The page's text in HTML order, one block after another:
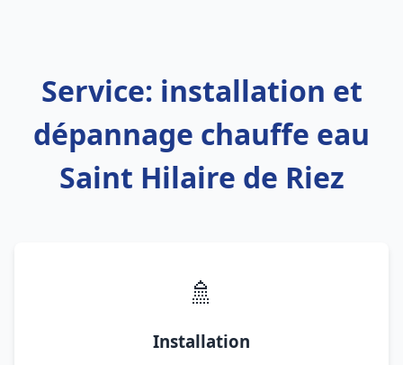
Service: installation et
dépannage chauffe eau
Saint Hilaire de Riez
🚿
Installation